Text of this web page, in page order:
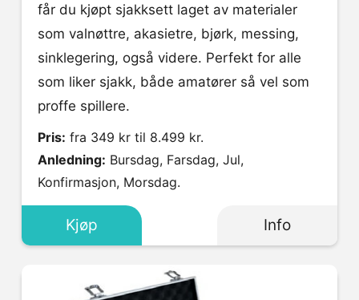
får du kjøpt sjakksett laget av materialer
som valnøttre, akasietre, bjørk, messing,
sinklegering, også videre. Perfekt for alle
som liker sjakk, både amatører så vel som
proffe spillere.
Pris: fra 349 kr til 8.499 kr.
Anledning: Bursdag, Farsdag, Jul,
Konfirmasjon, Morsdag.
Info
Kjøp